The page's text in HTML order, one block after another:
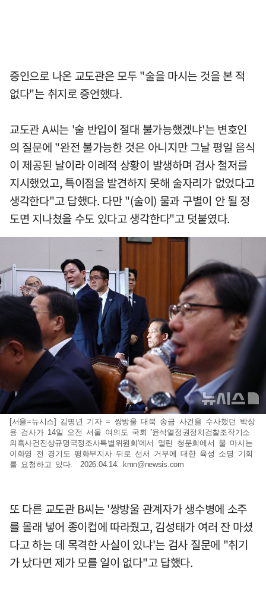
증인으로 나온 교도관은 모두 "술을 마시는 것을 본 적
없다"는 취지로 증언했다.
교도관 A씨는 '술 반입이 절대 불가능했겠냐'는 변호인
의 질문에 "완전 불가능한 것은 아니지만 그날 평일 음식
이 제공된 날이라 이례적 상황이 발생하며 검사 철저를
지시했었고, 특이점을 발견하지 못해 술자리가 없었다고
생각한다"고 답했다. 다만 "(술이) 물과 구별이 안 될 정
도면 지나쳤을 수도 있다고 생각한다"고 덧붙였다.
[서울=뉴시스] 김명년 기자 = 쌍방울 대북 송금 사건을 수사했던 박상
용 검사가 14일 오전 서울 여의도 국회 '윤석열정권정치검찰조작기소
의혹사건진상규명국정조사특별위원회'에서 열린 청문회에서 물 마시는
이화영 전 경기도 평화부지사 뒤로 선서 거부에 대한 육성 소명 기회
를 요청하고 있다. 2026.04.14.
kmn@newsis.com
또 다른 교도관 B씨는 '쌍방울 관계자가 생수병에 소주
를 몰래 넣어 종이컵에 따라줬고, 김성태가 여러 잔 마셨
다고 하는 데 목격한 사실이 있냐'는 검사 질문에 "취기
가 났다면 제가 모를 일이 없다"고 답했다.